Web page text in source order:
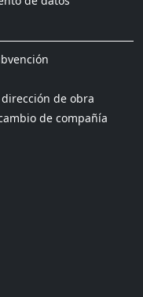
de obra
de compañía